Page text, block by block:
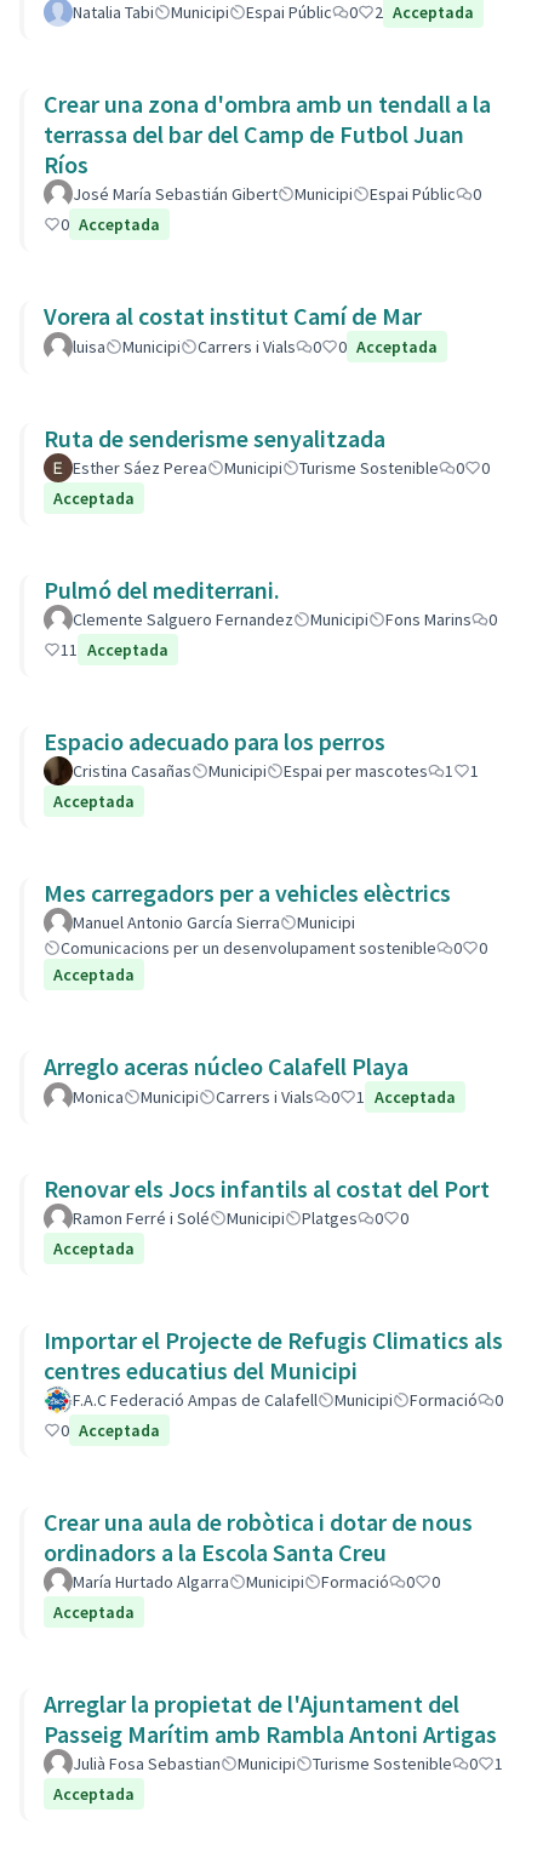
Natalia Tabi Municipi Espai Públic 0 2 Acceptada
Crear una zona d'ombra amb un tendall a la
terrassa del bar del Camp de Futbol Juan
Ríos
José María Sebastián Gibert Municipi Espai Públic
0
0 Acceptada
Vorera al costat institut Camí de Mar
luisa Municipi Carrers i Vials 0 0 Acceptada
Ruta de senderisme senyalitzada
Esther Sáez Perea Municipi Turisme Sostenible 0
0
Acceptada
Pulmó del mediterrani.
Clemente Salguero Fernandez Municipi Fons Marins
0
11 Acceptada
Espacio adecuado para los perros
Cristina Casañas Municipi Espai per mascotes 1
1
Acceptada
Mes carregadors per a vehicles elèctrics
Manuel Antonio García Sierra
Municipi
Comunicacions per un desenvolupament sostenible
0
0
Acceptada
Arreglo aceras núcleo Calafell Playa
Monica Municipi Carrers i Vials 0 1 Acceptada
Renovar els Jocs infantils al costat del Port
Ramon Ferré i Solé Municipi Platges 0
0
Acceptada
Importar el Projecte de Refugis Climatics als
centres educatius del Municipi
F.A.C Federació Ampas de Calafell Municipi Formació
0
0 Acceptada
Crear una aula de robòtica i dotar de nous
ordinadors a la Escola Santa Creu
María Hurtado Algarra Municipi Formació 0
0
Acceptada
Arreglar la propietat de l'Ajuntament del
Passeig Marítim amb Rambla Antoni Artigas
Julià Fosa Sebastian Municipi Turisme Sostenible 0
1
Acceptada